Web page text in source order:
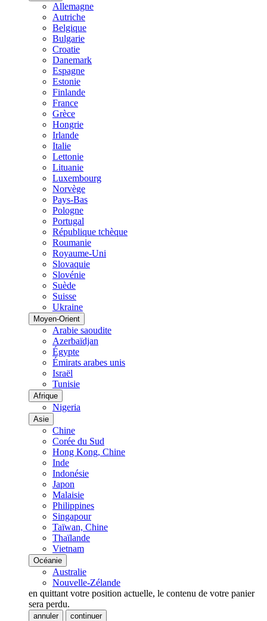
Allemagne
Autriche
Belgique
Bulgarie
Croatie
Danemark
Espagne
Estonie
Finlande
France
Grèce
Hongrie
Irlande
Italie
Lettonie
Lituanie
Luxembourg
Norvège
Pays-Bas
Pologne
Portugal
République tchèque
Roumanie
Royaume-Uni
Slovaquie
Slovénie
Suède
Suisse
Ukraine
Moyen-Orient
Arabie saoudite
Azerbaïdjan
Égypte
Émirats arabes unis
Israël
Tunisie
Afrique
Nigeria
Asie
Chine
Corée du Sud
Hong Kong, Chine
Inde
Indonésie
Japon
Malaisie
Philippines
Singapour
Taïwan, Chine
Thaïlande
Vietnam
Océanie
Australie
Nouvelle-Zélande
en quittant votre position actuelle, le contenu de votre panier
sera perdu.
annuler continuer